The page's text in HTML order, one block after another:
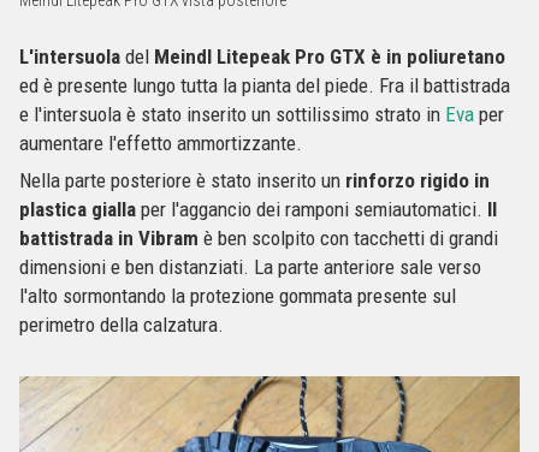
L'intersuola del Meindl Litepeak Pro GTX è in poliuretano
ed è presente lungo tutta la pianta del piede. Fra il battistrada
e l'intersuola è stato inserito un sottilissimo strato in Eva per
aumentare l'effetto ammortizzante.
Nella parte posteriore è stato inserito un rinforzo rigido in
plastica gialla per l'aggancio dei ramponi semiautomatici. Il
battistrada in Vibram è ben scolpito con tacchetti di grandi
dimensioni e ben distanziati. La parte anteriore sale verso
l'alto sormontando la protezione gommata presente sul
perimetro della calzatura.